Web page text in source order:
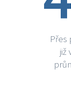
Přes
již